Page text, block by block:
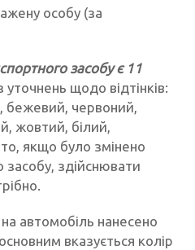
особу (за
засобу є 11
уточнень щодо відтінків:
бежевий, червоний,
жовтий, білий,
якщо було змінено
засобу, здійснювати
автомобіль нанесено
вказується колір